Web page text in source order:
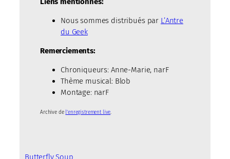
Nous sommes distribués par L’Antre
du Geek
Remerciements:
Chroniqueurs: Anne-Marie, narF
Thème musical: Blob
Montage: narF
Archive de l’enregistrement live.